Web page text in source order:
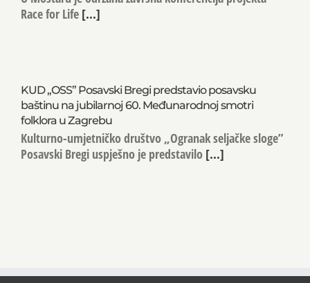
Race for Life [...]
KUD „OSS” Posavski Bregi predstavio posavsku
baštinu na jubilarnoj 60. Međunarodnoj smotri
folklora u Zagrebu
Kulturno-umjetničko društvo „Ogranak seljačke sloge”
Posavski Bregi uspješno je predstavilo [...]